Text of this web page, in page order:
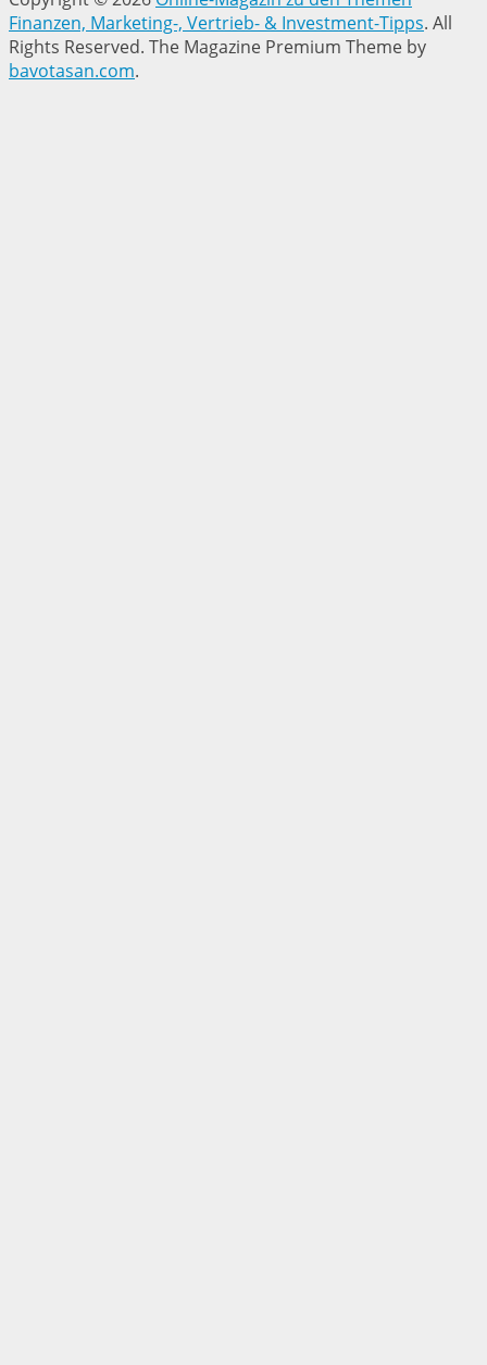
Finanzen, Marketing-, Vertrieb- & Investment-Tipps. All
Rights Reserved. The Magazine Premium Theme by
bavotasan.com.